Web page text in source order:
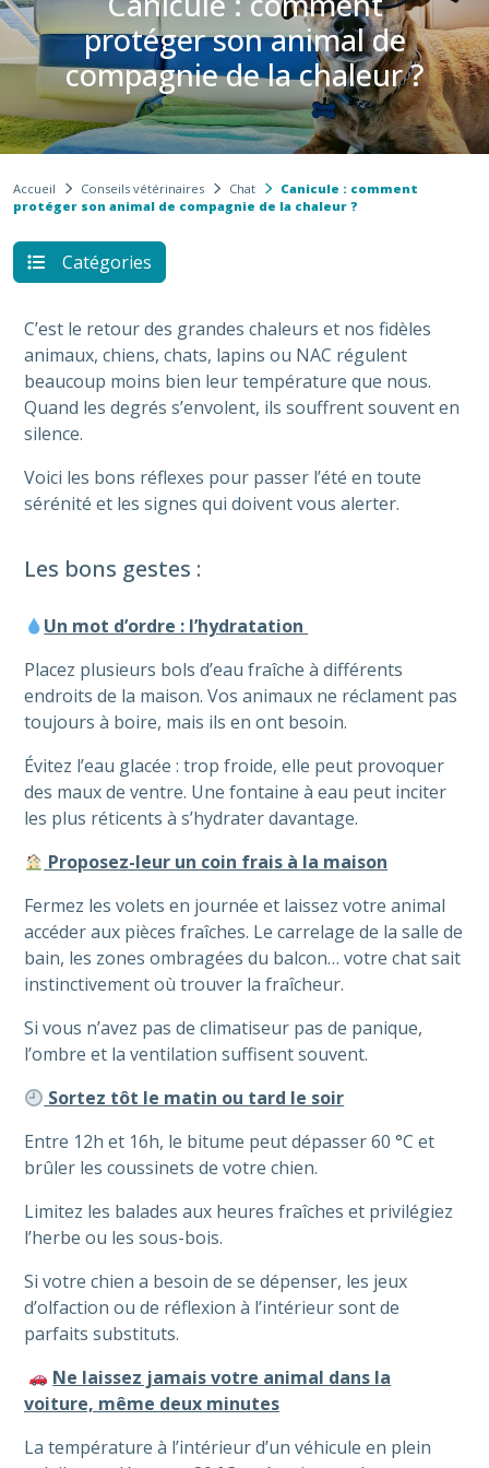
protéger son animal de
compagnie de la chaleur ?
Accueil Conseils vétérinaires Chat
Canicule : comment
protéger son animal de compagnie de la chaleur ?
Catégories
C’est le retour des grandes chaleurs et nos fidèles
animaux, chiens, chats, lapins ou NAC régulent
beaucoup moins bien leur température que nous.
Quand les degrés s’envolent, ils souffrent souvent en
silence.
Voici les bons réflexes pour passer l’été en toute
sérénité et les signes qui doivent vous alerter.
Les bons gestes :
Un mot d’ordre : l’hydratation
Placez plusieurs bols d’eau fraîche à différents
endroits de la maison. Vos animaux ne réclament pas
toujours à boire, mais ils en ont besoin.
Évitez l’eau glacée : trop froide, elle peut provoquer
des maux de ventre. Une fontaine à eau peut inciter
les plus réticents à s’hydrater davantage.
Proposez-leur un coin frais à la maison
Fermez les volets en journée et laissez votre animal
accéder aux pièces fraîches. Le carrelage de la salle de
bain, les zones ombragées du balcon… votre chat sait
instinctivement où trouver la fraîcheur.
Si vous n’avez pas de climatiseur pas de panique,
l’ombre et la ventilation suffisent souvent.
Sortez tôt le matin ou tard le soir
Entre 12h et 16h, le bitume peut dépasser 60 °C et
brûler les coussinets de votre chien.
Limitez les balades aux heures fraîches et privilégiez
l’herbe ou les sous-bois.
Si votre chien a besoin de se dépenser, les jeux
d’olfaction ou de réflexion à l’intérieur sont de
parfaits substituts.
Ne laissez jamais votre animal dans la
voiture, même deux minutes
La température à l’intérieur d’un véhicule en plein